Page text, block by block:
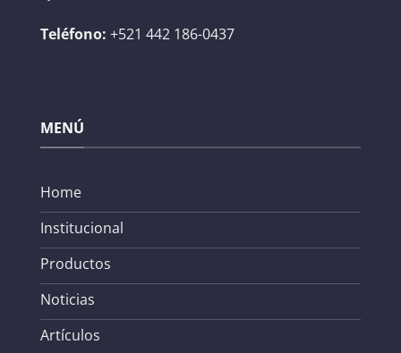
Teléfono: +521 442 186-0437
MENÚ
Home
Institucional
Productos
Noticias
Artículos